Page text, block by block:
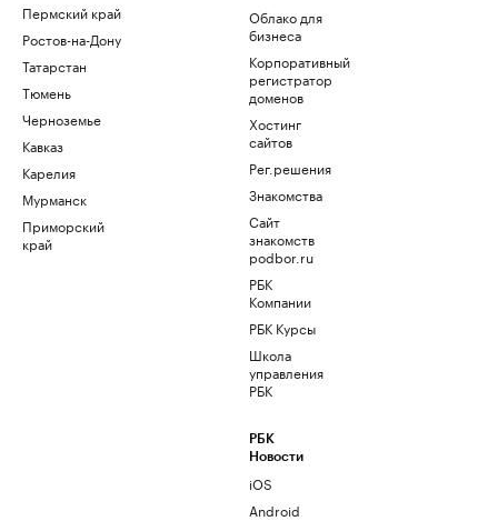
Пермский край
Ростов-на-Дону
Татарстан
Тюмень
Черноземье
Кавказ
Карелия
Мурманск
Приморский
край
Облако для
бизнеса
Корпоративный
регистратор
доменов
Хостинг
сайтов
Рег.решения
Знакомства
Сайт
знакомств
podbor.ru
РБК
Компании
РБК Курсы
Школа
управления
РБК
РБК
Новости
iOS
Android